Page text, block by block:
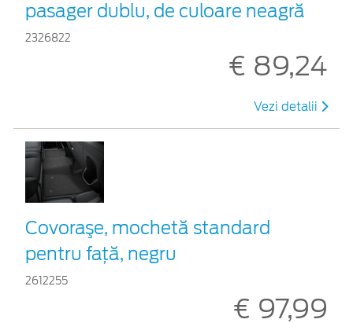
pasager dublu, de culoare neagră
2326822
€ 89,24
Vezi detalii
Covoraşe, mochetă standard
pentru față, negru
2612255
€ 97,99